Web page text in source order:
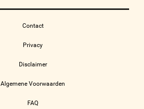
Contact
Privacy
Disclaimer
Algemene Voorwaarden
FAQ